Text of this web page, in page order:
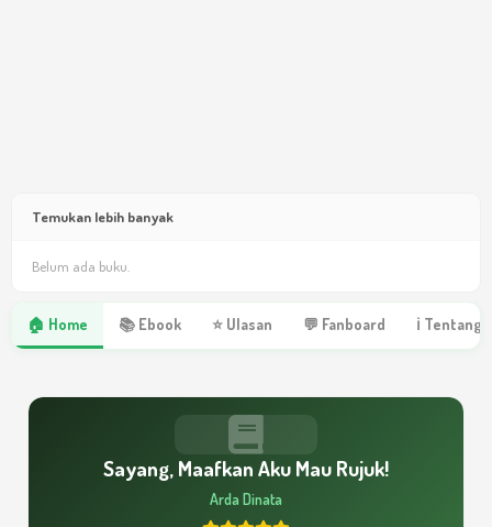
Temukan lebih banyak
Belum ada buku.
🏠 Home 📚 Ebook ⭐ Ulasan 💬 Fanboard ℹ Tentang
Sayang, Maafkan Aku Mau Rujuk!
Arda Dinata